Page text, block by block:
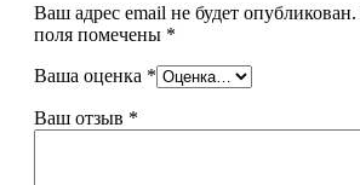
Ваш адрес email не будет опубликован.
поля помечены *
Ваша оценка *
Ваш отзыв *